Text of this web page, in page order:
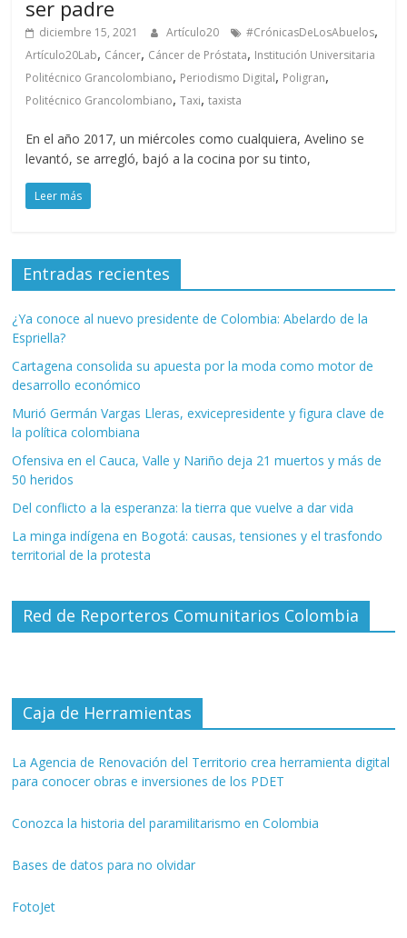
ser padre
diciembre 15, 2021 Artículo20 #CrónicasDeLosAbuelos,
Artículo20Lab, Cáncer, Cáncer de Próstata, Institución Universitaria
Politécnico Grancolombiano, Periodismo Digital, Poligran,
Politécnico Grancolombiano,Taxi,taxista
En el año 2017, un miércoles como cualquiera, Avelino se
levantó, se arregló, bajó a la cocina por su tinto,
Leer más
Entradas recientes
¿Ya conoce al nuevo presidente de Colombia: Abelardo de la
Espriella?
Cartagena consolida su apuesta por la moda como motor de
desarrollo económico
Murió Germán Vargas Lleras, exvicepresidente y figura clave de
la política colombiana
Ofensiva en el Cauca, Valle y Nariño deja 21 muertos y más de
50 heridos
Del conflicto a la esperanza: la tierra que vuelve a dar vida
La minga indígena en Bogotá: causas, tensiones y el trasfondo
territorial de la protesta
Red de Reporteros Comunitarios Colombia
Caja de Herramientas
La Agencia de Renovación del Territorio crea herramienta digital
para conocer obras e inversiones de los PDET
Conozca la historia del paramilitarismo en Colombia
Bases de datos para no olvidar
FotoJet